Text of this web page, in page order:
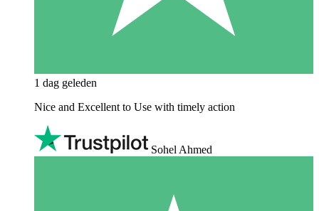
1 dag geleden
Nice and Excellent to Use with timely action
Sohel Ahmed